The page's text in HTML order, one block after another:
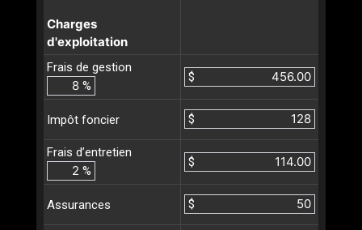
Charges
d'exploitation
Frais de gestion
%
$
Impôt foncier $
Frais d’entretien
%
$
Assurances $